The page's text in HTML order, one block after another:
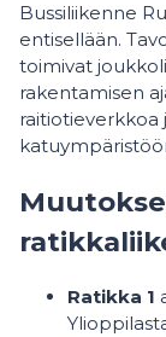
Bussiliikenne
entisellään.
toimivat
rakentamisen
Ratikka 1